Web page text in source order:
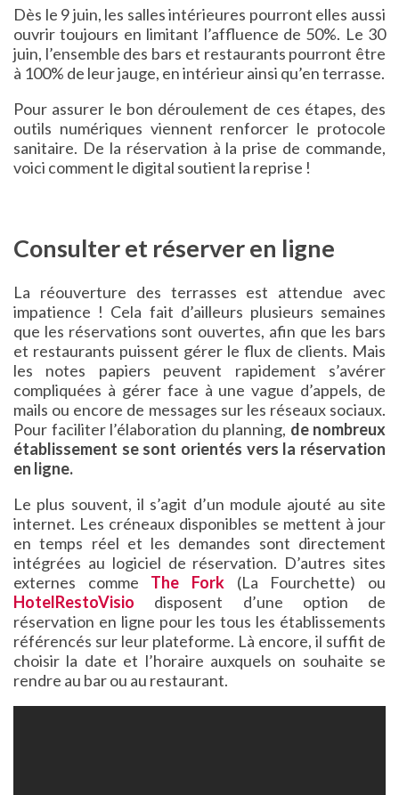
Dès le 9 juin, les salles intérieures pourront elles aussi
ouvrir toujours en limitant l’affluence de 50%. Le 30
juin, l’ensemble des bars et restaurants pourront être
à 100% de leur jauge, en intérieur ainsi qu’en terrasse.
Pour assurer le bon déroulement de ces étapes, des
outils numériques viennent renforcer le protocole
sanitaire. De la réservation à la prise de commande,
voici comment le digital soutient la reprise !
Consulter et réserver en ligne
La réouverture des terrasses est attendue avec
impatience ! Cela fait d’ailleurs plusieurs semaines
que les réservations sont ouvertes, afin que les bars
et restaurants puissent gérer le flux de clients. Mais
les notes papiers peuvent rapidement s’avérer
compliquées à gérer face à une vague d’appels, de
mails ou encore de messages sur les réseaux sociaux.
Pour faciliter l’élaboration du planning, de nombreux
établissement se sont orientés vers la réservation
en ligne.
Le plus souvent, il s’agit d’un module ajouté au site
internet. Les créneaux disponibles se mettent à jour
en temps réel et les demandes sont directement
intégrées au logiciel de réservation. D’autres sites
externes comme The Fork (La Fourchette) ou
HotelRestoVisio disposent d’une option de
réservation en ligne pour les tous les établissements
référencés sur leur plateforme. Là encore, il suffit de
choisir la date et l’horaire auxquels on souhaite se
rendre au bar ou au restaurant.